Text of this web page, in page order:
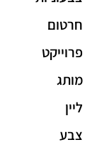
חרטום
פרוייקט
מותג
ליין
צבע